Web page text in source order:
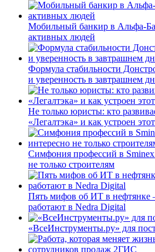
Мобильный банкир в Альфа-
активных людей
Формула стабильности
и уверенность в завтрашнем
Не только юристы: кто
«Легалтэка» и как устроен
Симфония профессий в
не только строителям
Пять мифов об ИТ в нефтянке
работают в Nedra Digital
«ВсеИнструменты.ру» для